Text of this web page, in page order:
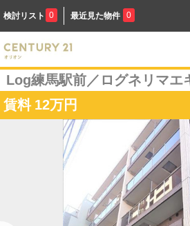
検討リスト 0 最近見た物件 0
Log練馬駅前／ログネリマエ
賃料 12万円